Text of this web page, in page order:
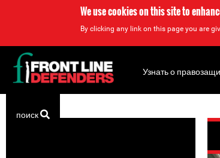
We use cookies on this site to
By clicking any link on this page you are
Back
to
top
Узнать о
поиск